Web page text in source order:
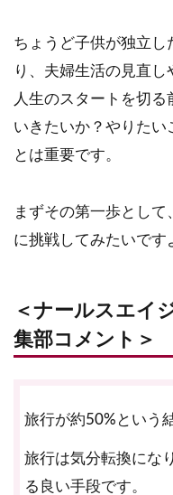
ちょうど子供が独立し
り、夫婦生活の見直
人生のスタートを切
いきたいか？やりたい
とは重要です。
まずその第一歩とし
に挑戦してみたいです
＜ナールスエイ
集部コメント＞
旅行が約50%という
旅行は気分転換にな
る良い手段です。